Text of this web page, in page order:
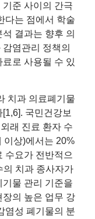
준 사이의 간극
다는 점에서 학술
결과는 향후 의
염관리 정책의
로 사용될 수 있
치과 의료폐기물
국민건강보
래 진료 환자 수
이상)에서는 20%
수요가 전반적으
의 치과 종사자가
물 관리 기준을
의 높은 업무 강
염성 폐기물의 분